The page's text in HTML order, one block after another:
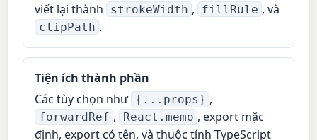
viết lại thành
strokeWidth , fillRule , và
clipPath .
Tiện ích thành phần
Các tùy chọn như {...props} ,
forwardRef , React.memo , export mặc
định, export có tên, và thuộc tính TypeScript